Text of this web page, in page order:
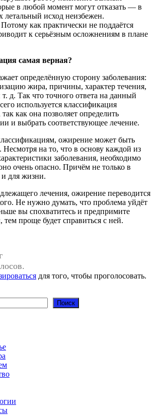
в любой момент могут отказать — в
летальный исход неизбежен.
как практически не поддаётся
к серьёзным осложнениям в плане
самая верная?
определённую сторону заболевания:
жира, причины, характер течения,
д. Так что точного ответа на данный
используется классификация
как она позволяет определить
и выбрать соответствующее лечение.
ожирение может быть
на то, что в основу каждой из
заболевания, необходимо
очень опасно. Причём не только в
и для жизни.
лечения, ожирение переводится
Не нужно думать, что проблема уйдёт
вы спохватитесь и предпримите
проще будет справиться с ней.
для того, чтобы проголосовать.
Поиск